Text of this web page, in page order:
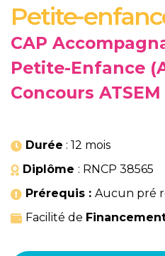
Petite-
CAP
Petite-Enfance
Concours ATSEM
Durée : 12 mois
Diplôme : RNCP 38565
Prérequis : Aucun pré
Facilité de